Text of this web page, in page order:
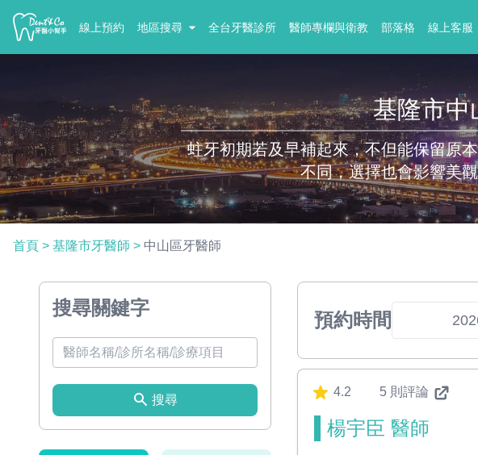
線上預約 地區搜尋 全台牙醫診所 醫師專欄與衛教 部落格 線上客服
基隆市中
蛀牙初期若及早補起來，不但能保留原
不同，選擇也會影響美
首頁 > 基隆市牙醫師 > 中山區牙醫師
搜尋關鍵字
搜尋
預約時間
4.2 5 則評論
楊宇臣 醫師